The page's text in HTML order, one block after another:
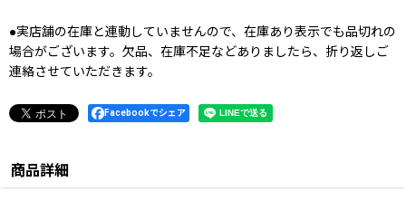
●実店舗の在庫と連動していませんので、在庫あり表示でも品切れの
場合がございます。欠品、在庫不足などありましたら、折り返しご
連絡させていただきます。
Facebookでシェア
商品詳細